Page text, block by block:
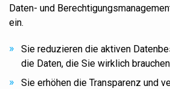
Daten- und
ein.
Sie reduzieren die aktiven
die Daten, die Sie wirklich
Sie erhöhen die Transparenz und